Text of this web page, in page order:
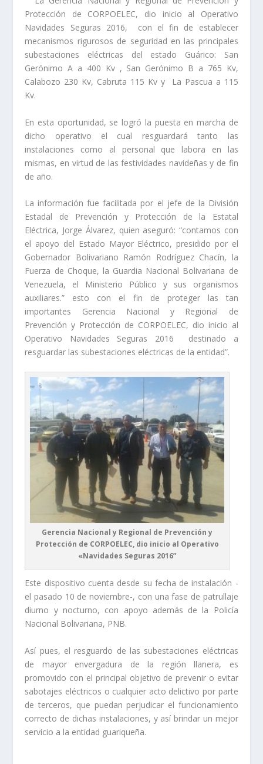
Protección de CORPOELEC, dio inicio al Operativo
Navidades Seguras 2016, con el fin de establecer
mecanismos rigurosos de seguridad en las principales
subestaciones eléctricas del estado Guárico: San
Gerónimo A a 400 Kv , San Gerónimo B a 765 Kv,
Calabozo 230 Kv, Cabruta 115 Kv y La Pascua a 115
Kv.
En esta oportunidad, se logró la puesta en marcha de
dicho operativo el cual resguardará tanto las
instalaciones como al personal que labora en las
mismas, en virtud de las festividades navideñas y de fin
de año.
La información fue facilitada por el jefe de la División
Estadal de Prevención y Protección de la Estatal
Eléctrica, Jorge Álvarez, quien aseguró: “contamos con
el apoyo del Estado Mayor Eléctrico, presidido por el
Gobernador Bolivariano Ramón Rodríguez Chacín, la
Fuerza de Choque, la Guardia Nacional Bolivariana de
Venezuela, el Ministerio Público y sus organismos
auxiliares.” esto con el fin de proteger las tan
importantes Gerencia Nacional y Regional de
Prevención y Protección de CORPOELEC, dio inicio al
Operativo Navidades Seguras 2016 destinado a
resguardar las subestaciones eléctricas de la entidad”.
Gerencia Nacional y Regional de Prevención y
Protección de CORPOELEC, dio inicio al Operativo
«Navidades Seguras 2016”
Este dispositivo cuenta desde su fecha de instalación -
el pasado 10 de noviembre-, con una fase de patrullaje
diurno y nocturno, con apoyo además de la Policía
Nacional Bolivariana, PNB.
Así pues, el resguardo de las subestaciones eléctricas
de mayor envergadura de la región llanera, es
promovido con el principal objetivo de prevenir o evitar
sabotajes eléctricos o cualquier acto delictivo por parte
de terceros, que puedan perjudicar el funcionamiento
correcto de dichas instalaciones, y así brindar un mejor
servicio a la entidad guariqueña.